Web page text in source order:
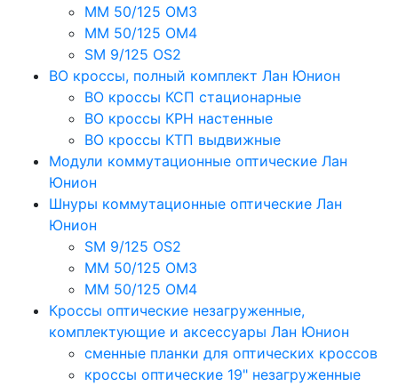
MM 50/125 OM3
MM 50/125 OM4
SM 9/125 OS2
ВО кроссы, полный комплект Лан Юнион
ВО кроссы КСП стационарные
ВО кроссы КРН настенные
ВО кроссы КТП выдвижные
Модули коммутационные оптические Лан
Юнион
Шнуры коммутационные оптические Лан
Юнион
SM 9/125 OS2
MM 50/125 OM3
MM 50/125 OM4
Кроссы оптические незагруженные,
комплектующие и аксессуары Лан Юнион
сменные планки для оптических кроссов
кроссы оптические 19" незагруженные